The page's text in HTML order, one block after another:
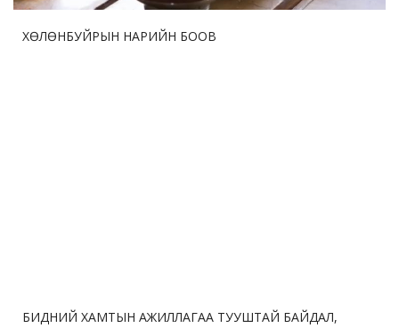
ХӨЛӨНБУЙРЫН НАРИЙН БООВ
БИДНИЙ ХАМТЫН АЖИЛЛАГАА ТУУШТАЙ БАЙДАЛ,